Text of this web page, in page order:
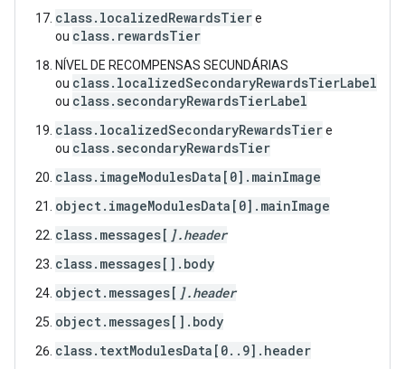
class.localizedRewardsTiere
ou class.rewardsTier
NÍVEL DE RECOMPENSAS SECUNDÁRIAS
ou class.localizedSecondaryRewardsTierLabel
ou class.secondaryRewardsTierLabel
class.localizedSecondaryRewardsTiere
ou class.secondaryRewardsTier
class.imageModulesData[0].mainImage
object.imageModulesData[0].mainImage
class.messages[ ].header
class.messages[ ].body
object.messages[ ].header
object.messages[ ].body
class.textModulesData[0..9].header